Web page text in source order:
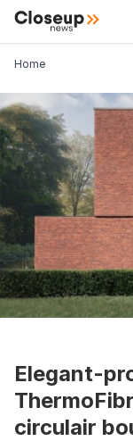
Overslaan
inhoud
gaan
Close Up News
Kruimelpad
Home
Elegant-
circulair